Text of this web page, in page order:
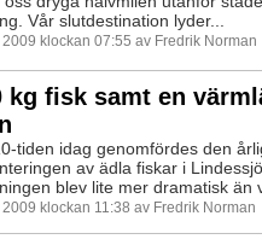
Vår slutdestination lyder...
klockan 07:55 av Fredrik Norman
kg fisk samt en
tiden idag genomfördes den
av ädla fiskar i
blev lite mer dramatisk än
klockan 11:38 av Fredrik Norman